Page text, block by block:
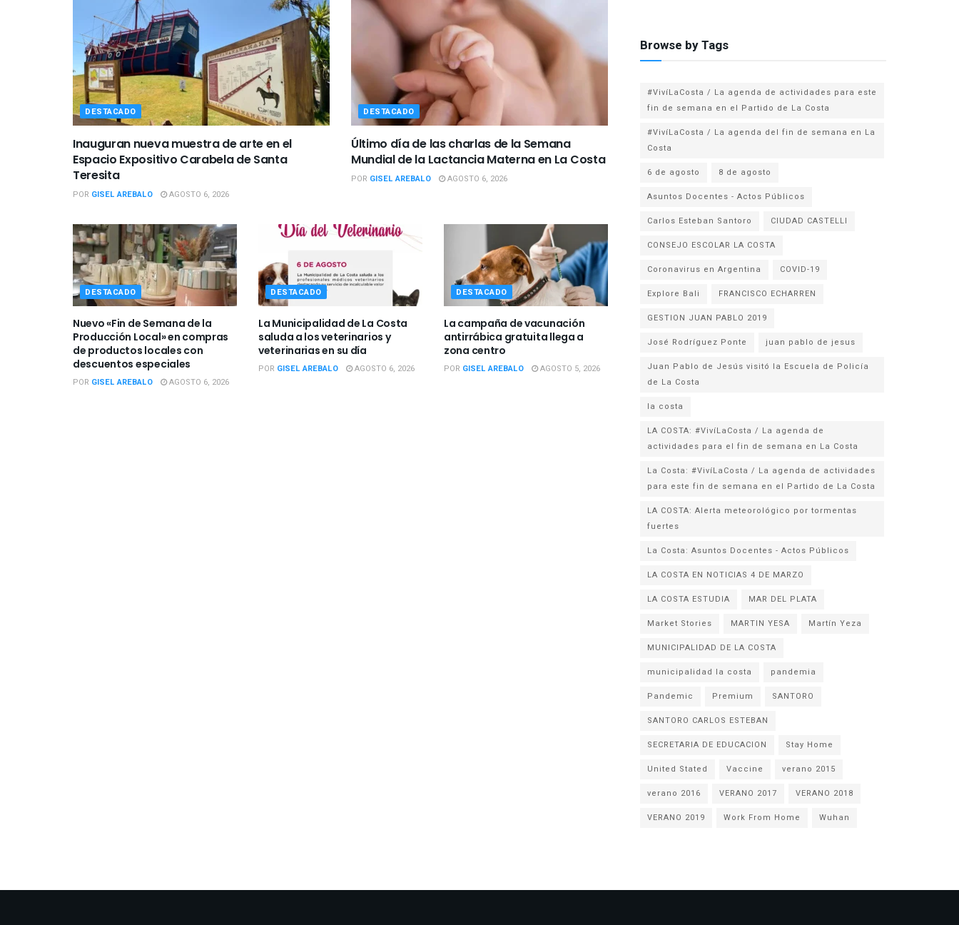
DESTACADO
Inauguran nueva muestra de arte en el
Espacio Expositivo Carabela de Santa
Teresita
POR GISEL AREBALO AGOSTO 6, 2026
DESTACADO
Último día de las charlas de la Semana
Mundial de la Lactancia Materna en La Costa
POR GISEL AREBALO AGOSTO 6, 2026
DESTACADO
Nuevo «Fin de Semana de la
Producción Local» en compras
de productos locales con
descuentos especiales
POR GISEL AREBALO AGOSTO 6, 2026
DESTACADO
La Municipalidad de La Costa
saluda a los veterinarios y
veterinarias en su día
POR GISEL AREBALO AGOSTO 6, 2026
DESTACADO
La campaña de vacunación
antirrábica gratuita llega a
zona centro
POR GISEL AREBALO AGOSTO 5, 2026
Browse by Tags
#VivíLaCosta / La agenda de actividades para este
fin de semana en el Partido de La Costa
#VivíLaCosta / La agenda del fin de semana en La
Costa
6 de agosto
8 de agosto
Asuntos Docentes - Actos Públicos
Carlos Esteban Santoro
CIUDAD CASTELLI
CONSEJO ESCOLAR LA COSTA
Coronavirus en Argentina
COVID-19
Explore Bali
FRANCISCO ECHARREN
GESTION JUAN PABLO 2019
José Rodríguez Ponte
juan pablo de jesus
Juan Pablo de Jesús visitó la Escuela de Policía
la costa
LA COSTA: #VivíLaCosta / La agenda de
actividades para el fin de semana en La Costa
La Costa: #VivíLaCosta / La agenda de actividades
para este fin de semana en el Partido de La Costa
LA COSTA: Alerta meteorológico por tormentas
fuertes
La Costa: Asuntos Docentes - Actos Públicos
LA COSTA EN NOTICIAS 4 DE MARZO
LA COSTA ESTUDIA
MAR DEL PLATA
Market Stories
MARTIN YESA
Martín Yeza
MUNICIPALIDAD DE LA COSTA
municipalidad la costa
pandemia
Pandemic
Premium
SANTORO
SANTORO CARLOS ESTEBAN
SECRETARIA DE EDUCACION
Stay Home
United Stated
Vaccine
verano 2015
verano 2016
VERANO 2017
VERANO 2018
VERANO 2019
Work From Home Wuhan